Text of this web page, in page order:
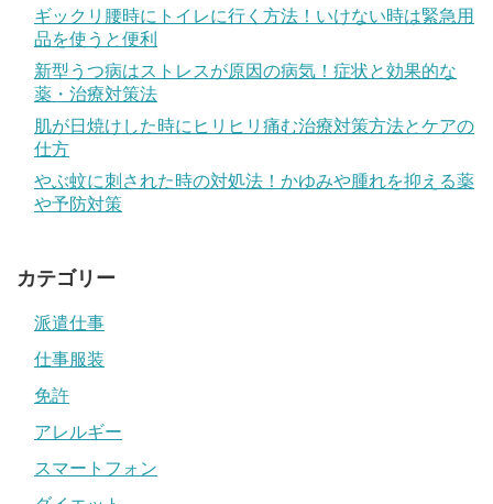
ギックリ腰時にトイレに行く方法！いけない時は緊急用
品を使うと便利
新型うつ病はストレスが原因の病気！症状と効果的な
薬・治療対策法
肌が日焼けした時にヒリヒリ痛む治療対策方法とケアの
仕方
やぶ蚊に刺された時の対処法！かゆみや腫れを抑える薬
や予防対策
カテゴリー
派遣仕事
仕事服装
免許
アレルギー
スマートフォン